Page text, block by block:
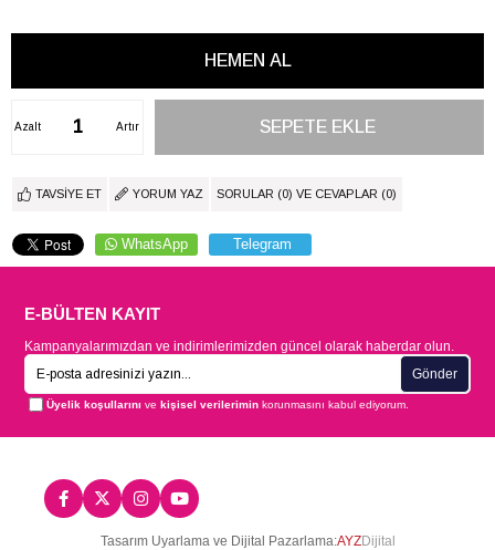
Artır
Azalt
TAVSIYE ET YORUM YAZ SORULAR (0) VE CEVAPLAR (0)
WhatsApp Telegram
E-BÜLTEN KAYIT
Kampanyalarımızdan ve indirimlerimizden güncel olarak haberdar olun.
Gönder
Üyelik koşullarını vekişisel verilerimin korunmasını kabul ediyorum.
Tasarım Uyarlama ve Dijital Pazarlama:AYZDijital